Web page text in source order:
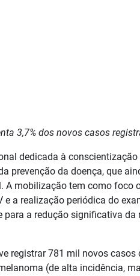
3,7% dos novos casos
dedicada à
prevenção da doença, que
A mobilização tem como foco
a realização periódica do
a redução significativa
registrar 781 mil novos
(de alta incidência,